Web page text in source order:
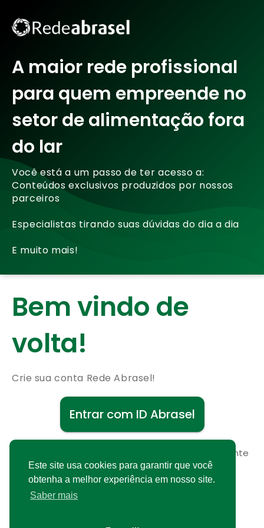
Este site usa cookies para garantir que você
obtenha a melhor experiência em nosso site.
Saber mais
A maior rede profissional
para quem empreende no
setor de alimentação fora
do lar
Você está a um passo de ter acesso a:
Conteúdos exclusivos produzidos por nossos
parceiros
Especialistas tirando suas dúvidas do dia a dia
E muito mais!
Bem vindo de
volta!
Crie sua conta Rede Abrasel!
Entrar com ID Abrasel
Cadastre-se gratuitamente